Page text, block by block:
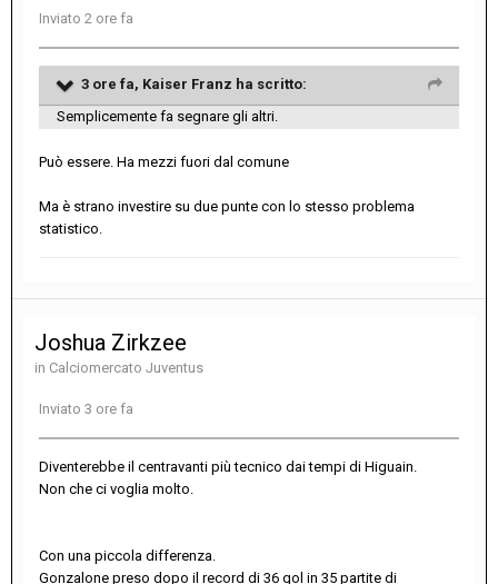
Inviato 2 ore fa
3 ore fa, Kaiser Franz ha scritto:
Semplicemente fa segnare gli altri.
Può essere. Ha mezzi fuori dal comune
Ma è strano investire su due punte con lo stesso problema
statistico.
Joshua Zirkzee
in Calciomercato Juventus
Inviato 3 ore fa
Diventerebbe il centravanti più tecnico dai tempi di Higuain.
Non che ci voglia molto.
Con una piccola differenza.
Gonzalone preso dopo il record di 36 gol in 35 partite di